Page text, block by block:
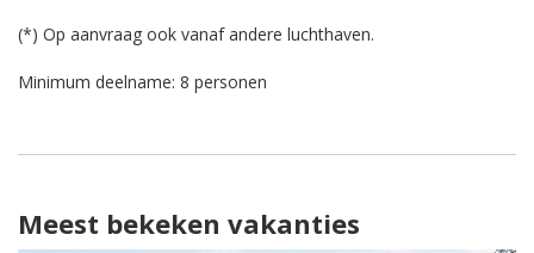
(*) Op aanvraag ook vanaf andere luchthaven.
Minimum deelname: 8 personen
Meest bekeken vakanties